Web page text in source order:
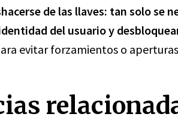
de las llaves: tan solo se
del usuario y
evitar forzamientos o